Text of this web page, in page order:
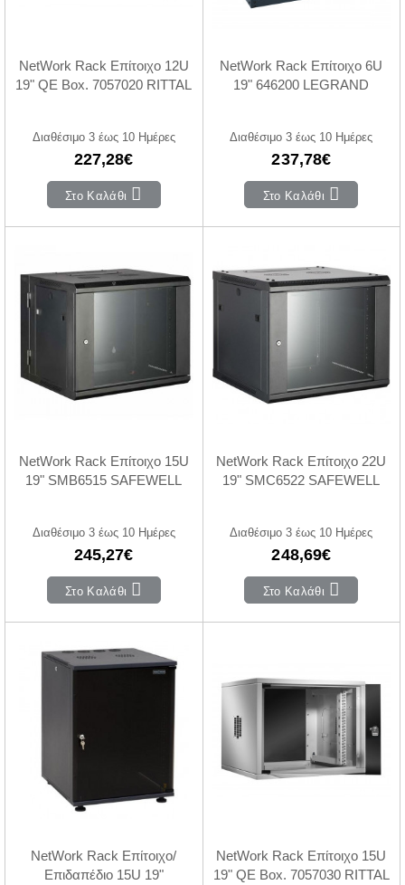
NetWork Rack Επίτοιχο 12U
19" QE Box. 7057020 RITTAL
Διαθέσιμο 3 έως 10 Ημέρες
227,28€
Στο Καλάθι
NetWork Rack Επίτοιχο 6U
19" 646200 LEGRAND
Διαθέσιμο 3 έως 10 Ημέρες
237,78€
Στο Καλάθι
NetWork Rack Επίτοιχο 15U
19" SMB6515 SAFEWELL
Διαθέσιμο 3 έως 10 Ημέρες
245,27€
Στο Καλάθι
NetWork Rack Επίτοιχο 22U
19" SMC6522 SAFEWELL
Διαθέσιμο 3 έως 10 Ημέρες
248,69€
Στο Καλάθι
NetWork Rack Επίτοιχο/
Επιδαπέδιο 15U 19"
NetWork Rack Επίτοιχο 15U
19" QE Box. 7057030 RITTAL